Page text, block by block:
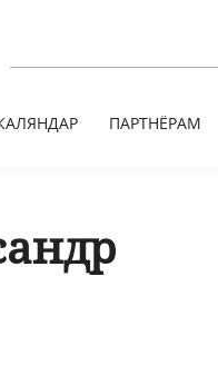
ПАРТНЁРАМ